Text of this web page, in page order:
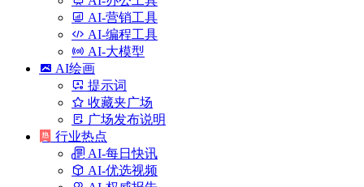
AI-营销工具
AI-编程工具
AI-大模型
AI绘画
提示词
收藏夹广场
广场发布说明
行业热点
AI-每日快讯
AI-优选视频